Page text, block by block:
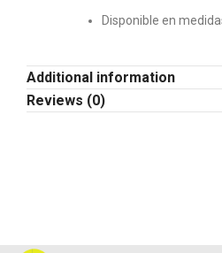
Disponible en
Additional information
Reviews (0)